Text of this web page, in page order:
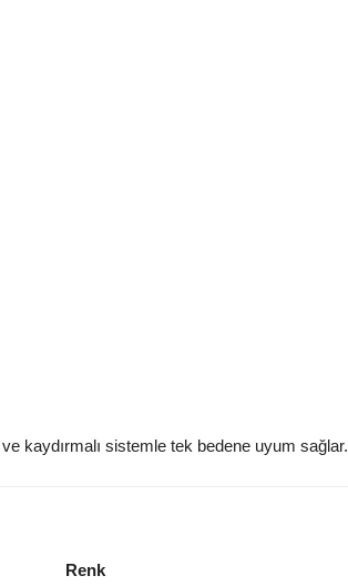
kaydırmalı sistemle tek bedene uyum sağlar.
Renk